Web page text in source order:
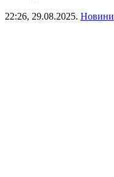
22:26, 29.08.2025. Новини